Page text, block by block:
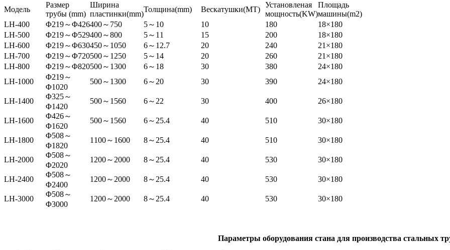
Модель
Размер
трубы (mm)
Ширина
пластинки(mm)
Толщина(mm) Вескатушки(MT)
Установленая
мощность(KW)
Площадь
машины(m2)
LH-400
Φ219～Φ426400～ 750 5～ 10 10 180
18×180
LH-500
Φ219～Φ529400～800 5～ 11 15 200
18×180
LH-600
Φ219～Φ630450～ 1050 6～ 12.7 20 240
21×180
LH-700
Φ219～Φ720500～ 1250 5～ 14 20 260
21×180
LH-800
Φ219～Φ820500～ 1300 6～ 18 30 380
24×180
LH-1000
Φ219～
Φ1020
500～ 1300 6～20 30 390 24×180
LH-1400
Φ325～
Φ1420
500～ 1560 6～22 30 400 26×180
LH-1600
Φ426～
Φ1620
500～ 1560 6～25.4 40 510 30×180
LH-1800
Φ508～
Φ1820
1100～ 1600 8～25.4 40 510 30×180
LH-2000
Φ508～
Φ2020
1200～2000 8～25.4 40 530 30×180
LH-2400
Φ508～
Φ2400
1200～2000 8～25.4 40 530 30×180
LH-3000
Φ508～
Φ3000
1200～2000 8～25.4 40 530 30×180
Параметры оборудования стана для производства стальных